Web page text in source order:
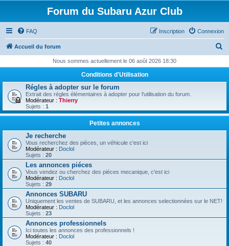
Forum du Subaru Azur Club
FAQ Connexion
Inscription
Accueil du forum
h
h
Nous sommes actuellement le 06 août 2026 18:30
Conditions d'Utilisation
Régles à adopter sur le forum
Extrait des régles élémentaires à adopter pour l'utilisation du forum.
Modérateur : Thierry
Sujets : 1
Petites annonces
Je recherche
Vous recherchez des pièces, un véhicule c'est ici
Modérateur : Doclol
Sujets : 20
Les annonces piéces
Vous vendez ou cherchez des piéces mecanique, c'est ici
Modérateur : Doclol
Sujets : 29
Annonces SUBARU
Uniquement les ventes de SUBARU, et les annonces selectionnées sur le NET!
Modérateur : Doclol
Sujets : 23
Annonces professionnels
Ici toutes les annonces des professionnels !
Modérateur : Doclol
Sujets : 40